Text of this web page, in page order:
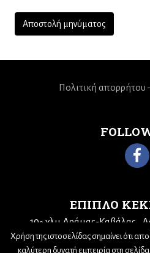
ΕΠΙΠΛΟ
10ο χλμ Δράμας-Καβάλας
Τηλ: 25210 68943 Email:
Πολιτική απορρήτου
Χρήση της ιστοσελίδας σημαίνει ότι
καλύτερη δυνατή εμπειρία στη